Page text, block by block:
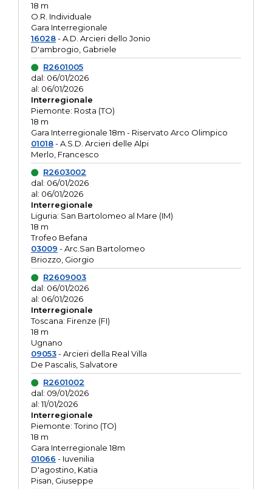
18 m
O.R. Individuale
Gara Interregionale
16028- A.D. Arcieri dello Jonio
D'ambrogio, Gabriele
R2601005
dal: 06/01/2026
al: 06/01/2026
Interregionale
Piemonte: Rosta (TO)
18 m
Gara Interregionale 18m - Riservato Arco Olimpico
01018- A.S.D. Arcieri delle Alpi
Merlo, Francesco
R2603002
dal: 06/01/2026
al: 06/01/2026
Interregionale
Liguria: San Bartolomeo al Mare (IM)
18 m
Trofeo Befana
03009 - Arc.San Bartolomeo
Briozzo, Giorgio
R2609003
dal: 06/01/2026
al: 06/01/2026
Interregionale
Toscana: Firenze (FI)
18 m
Ugnano
09053- Arcieri della Real Villa
De Pascalis, Salvatore
R2601002
dal: 09/01/2026
al: 11/01/2026
Interregionale
Piemonte: Torino (TO)
18 m
Gara Interregionale 18m
01066 - Iuvenilia
D'agostino, Katia
Pisan, Giuseppe